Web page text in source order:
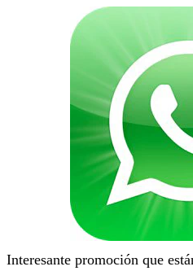
Interesante promoción que